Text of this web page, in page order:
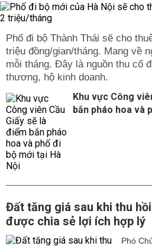
Phố đi bộ Thành Thái sẽ cho
triệu đồng/gian/tháng. Mang về
mỗi tháng. Đây là nguồn thu cố
thương, hộ kinh doanh.
Khu vực Công
bắn pháo hoa và
Đất tăng giá sau khi thu
được chia sẻ lợi ích hợp lý
Phó